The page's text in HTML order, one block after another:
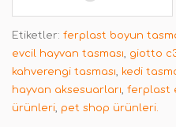
Etiketler: ferplast boyun
evcil hayvan tasması, giotto
kahverengi tasması, kedi
hayvan aksesuarları, ferplast
ürünleri, pet shop ürünleri.